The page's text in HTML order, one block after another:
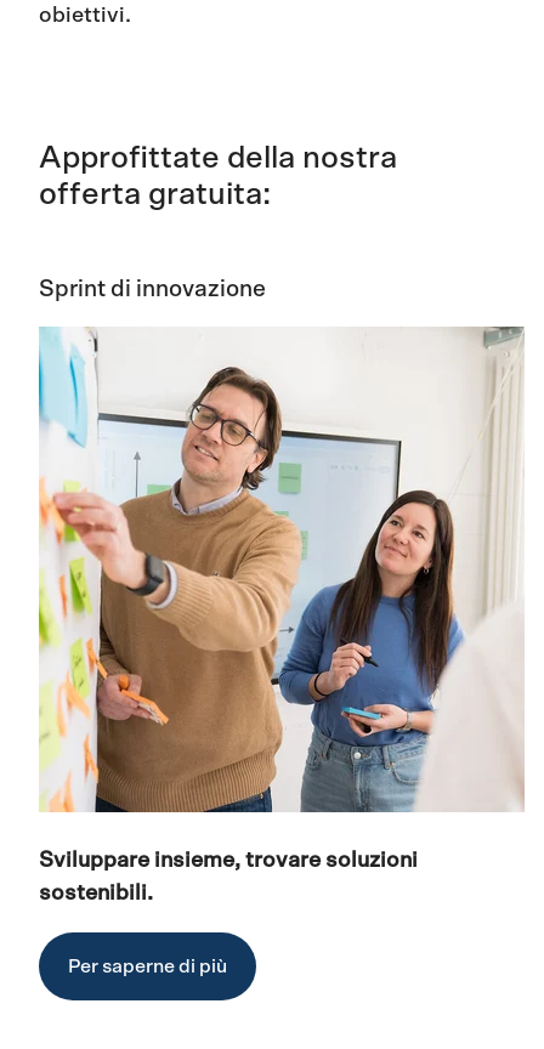
obiettivi.
Approfittate della nostra
offerta gratuita:
Sprint di innovazione
Sviluppare insieme, trovare soluzioni
sostenibili.
Per saperne di più